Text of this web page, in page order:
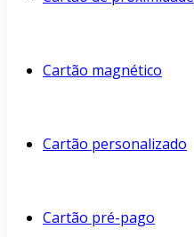
Cartão magnético
Cartão personalizado
Cartão pré-pago